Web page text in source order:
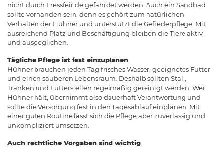
nicht durch Fressfeinde gefährdet werden. Auch ein Sandbad
sollte vorhanden sein, denn es gehört zum natürlichen
Verhalten der Hühner und unterstützt die Gefiederpflege. Mit
ausreichend Platz und Beschäftigung bleiben die Tiere aktiv
und ausgeglichen.
Tägliche Pflege ist fest einzuplanen
Hühner brauchen jeden Tag frisches Wasser, geeignetes Futter
und einen sauberen Lebensraum. Deshalb sollten Stall,
Tränken und Futterstellen regelmäßig gereinigt werden. Wer
Hühner hält, übernimmt also dauerhaft Verantwortung und
sollte die Versorgung fest in den Tagesablauf einplanen. Mit
einer guten Routine lässt sich die Pflege aber zuverlässig und
unkompliziert umsetzen.
Auch rechtliche Vorgaben sind wichtig